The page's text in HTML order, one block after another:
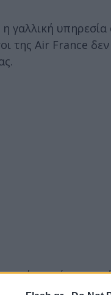
γαλλική
της Air France
καυσίμου
τον